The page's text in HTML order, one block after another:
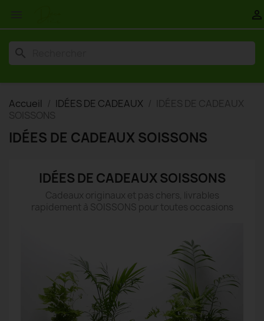

search
Accueil IDÉES DE CADEAUX
IDÉES DE CADEAUX
SOISSONS
IDÉES DE CADEAUX SOISSONS
IDÉES DE CADEAUX SOISSONS
Cadeaux originaux et pas chers, livrables
rapidement à SOISSONS pour toutes occasions